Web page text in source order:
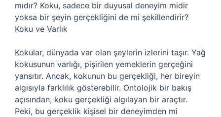
mıdır? Koku, sadece bir duyusal deneyim midir
yoksa bir şeyin gerçekliğini de mi şekillendirir?
Koku ve Varlık
Kokular, dünyada var olan şeylerin izlerini taşır. Yağ
kokusunun varlığı, pişirilen yemeklerin gerçeğini
yansıtır. Ancak, kokunun bu gerçekliği, her bireyin
algısıyla farklılık gösterebilir. Ontolojik bir bakış
açısından, koku gerçekliği algılayan bir araçtır.
Peki, bu gerçeklik kişisel bir deneyimden mi